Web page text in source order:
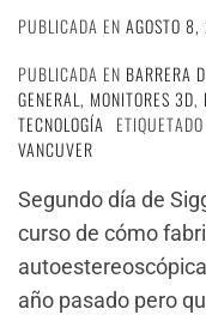
PUBLICADA EN AGOSTO 8,
PUBLICADA EN BARRERA
GENERAL, MONITORES 3D,
TECNOLOGÍA
VANCUVER
Segundo día de
curso de cómo
año pasado pero